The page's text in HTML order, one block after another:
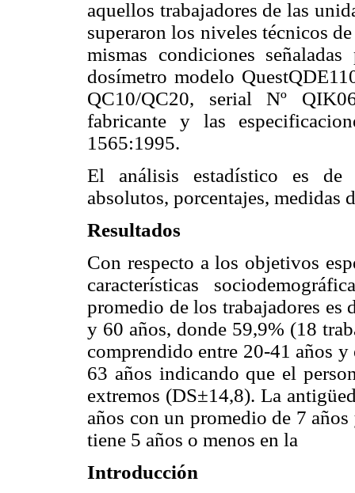
aquellos trabajadores de las
superaron los niveles técnicos
mismas condiciones
dosímetro modelo
QC10/QC20, serial Nº
fabricante y las
1565:1995.
El análisis estadístico es de
absolutos, porcentajes, medidas
Resultados
Con respecto a los objetivos
características
promedio de los trabajadores es
y 60 años, donde 59,9% (18
comprendido entre 20-41 años
63 años indicando que el
extremos (DS±14,8). La
años con un promedio de 7
tiene 5 años o menos en la
Introducción